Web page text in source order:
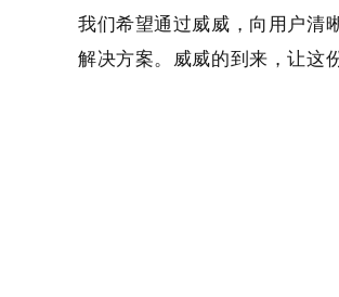
我们希望通过威威，向用户清
解决方案。威威的到来，让这